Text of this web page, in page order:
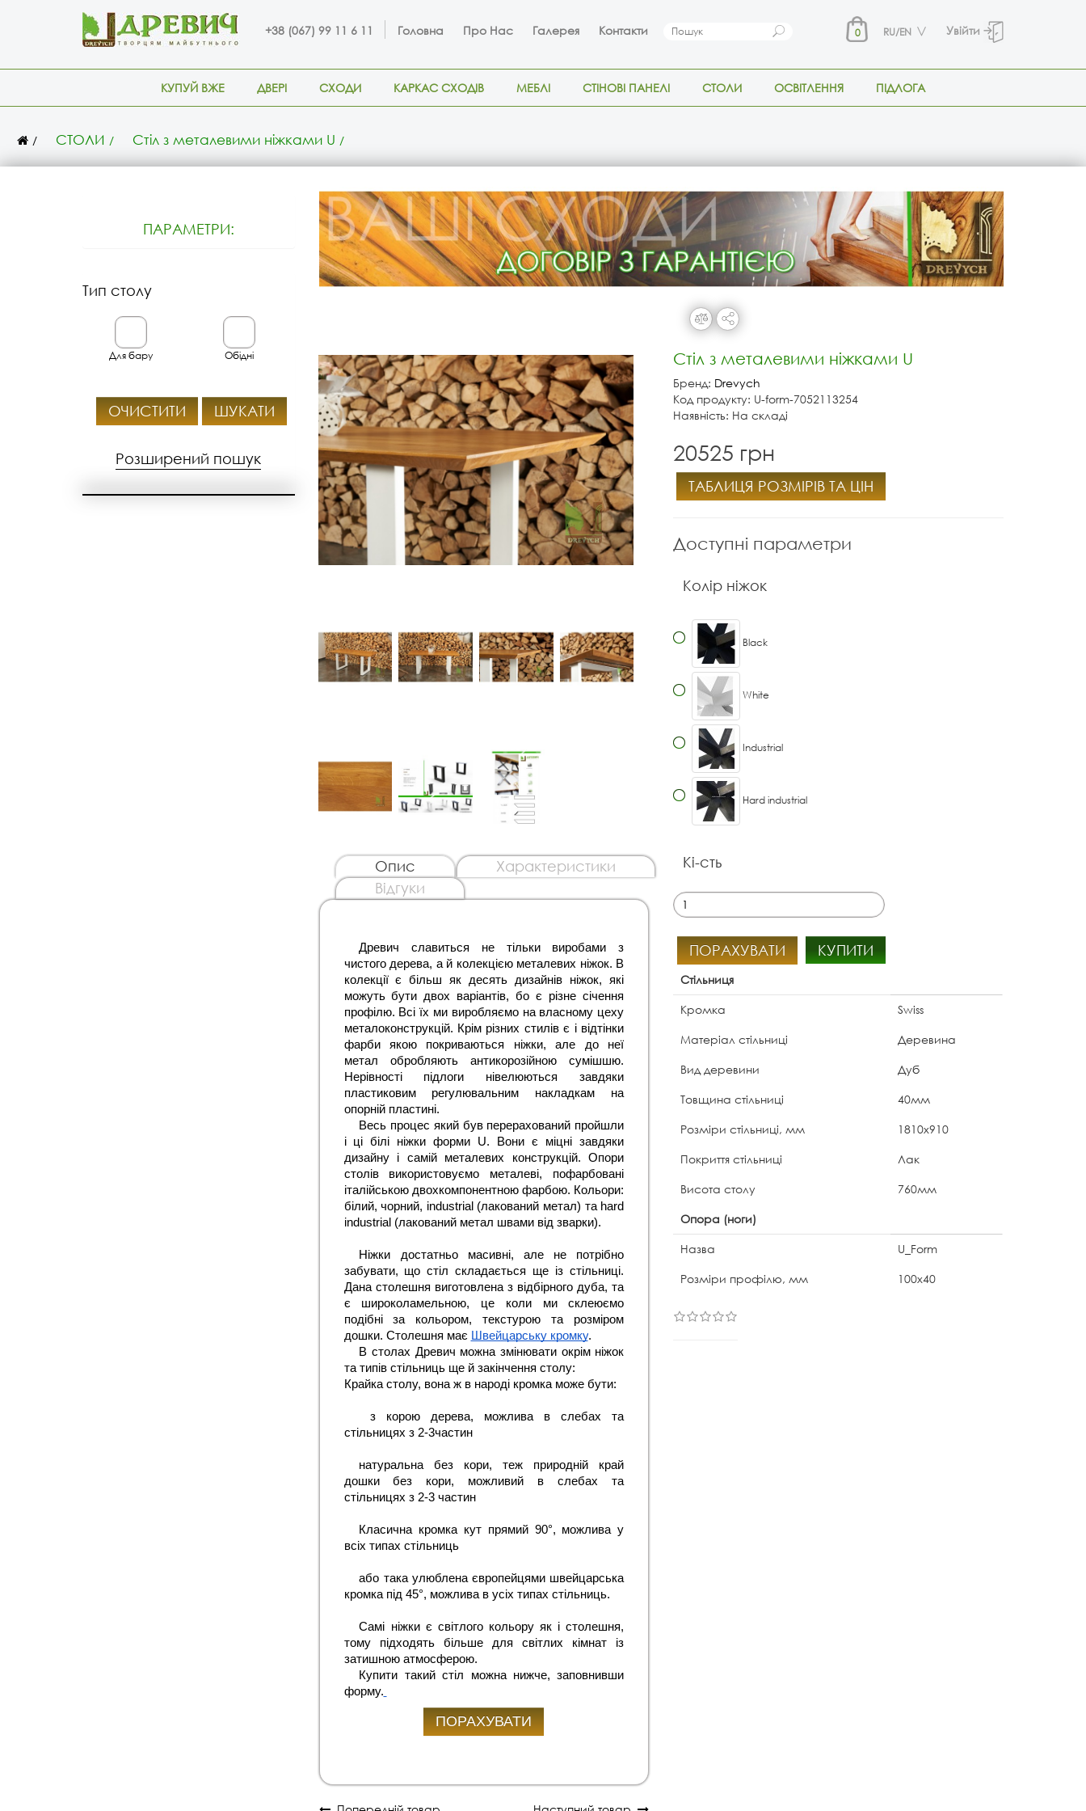
+38 (067) 99 11 6 11 Головна Про Нас Галерея Контакти 0 RU/EN Увійти
КУПУЙ ВЖЕ ДВЕРІ СХОДИ КАРКАС СХОДІВ МЕБЛІ СТІНОВІ ПАНЕЛІ СТОЛИ ОСВІТЛЕННЯ ПІДЛОГА
СТОЛИ Стіл з металевими ніжками U
ПАРАМЕТРИ:
Тип столу
Для бару Обідні
ОЧИСТИТИ ШУКАТИ
Розширений пошук
Опис
Характеристики
Відгуки
Древич славиться не тільки виробами з
чистого дерева, а й колекцією металевих ніжок. В
колекції є більш як десять дизайнів ніжок, які
можуть бути двох варіантів, бо є різне січення
профілю. Всі їх ми виробляємо на власному цеху
металоконструкцій. Крім різних стилів є і відтінки
фарби якою покриваються ніжки, але до неї
метал обробляють антикорозійною сумішшю.
Нерівності підлоги нівелюються завдяки
пластиковим регулювальним накладкам на
опорній пластині.
Весь процес який був перерахований пройшли
і ці білі ніжки форми U. Вони є міцні завдяки
дизайну і самій металевих конструкцій. Опори
столів використовуємо металеві, пофарбовані
італійською двохкомпонентною фарбою. Кольори:
білий, чорний, industrial (лакований метал) та hard
industrial (лакований метал швами від зварки).
Ніжки достатньо масивні, але не потрібно
забувати, що стіл складається ще із стільниці.
Дана столешня виготовлена з відбірного дуба, та
є широколамельною, це коли ми склеюємо
подібні за кольором, текстурою та розміром
дошки. Столешня має Швейцарську кромку.
В столах Древич можна змінювати окрім ніжок
та типів стільниць ще й закінчення столу:
Крайка столу, вона ж в народі кромка може бути:
з корою дерева, можлива в слебах та
стільницях з 2-3частин
натуральна без кори, теж природній край
дошки без кори, можливий в слебах та
стільницях з 2-3 частин
Класична кромка кут прямий 90°, можлива у
всіх типах стільниць
або така улюблена європейцями швейцарська
кромка під 45°, можлива в усіх типах стільниць.
Самі ніжки є світлого кольору як і столешня,
тому підходять більше для світлих кімнат із
затишною атмосферою.
Купити такий стіл можна нижче, заповнивши
форму.
ПОРАХУВАТИ
Стіл з металевими ніжками U
Бренд: Drevych
Код продукту: U-form-7052113254
Наявність: На складі
20525 грн
ТАБЛИЦЯ РОЗМІРІВ ТА ЦІН
Доступні параметри
Колір ніжок
Black
White
Industrial
Hard industrial
Кі-сть
ПОРАХУВАТИ КУПИТИ
Стільниця
Кромка
Swiss
Матеріал стільниці
Деревина
Вид деревини
Дуб
Товщина стільниці
40мм
Розміри стільниці, мм
1810x910
Покриття стільниці
Лак
Висота столу
760мм
Опора (ноги)
Назва
U_Form
Розміри профілю, мм
100х40